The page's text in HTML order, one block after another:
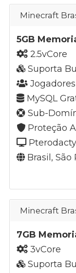
Minecraft
5GB
2.5vCore
Suporta
MySQL
Sub-
Proteção
Pterodactyl
Brasil, São
Minecraft
7GB
3vCore
Suporta